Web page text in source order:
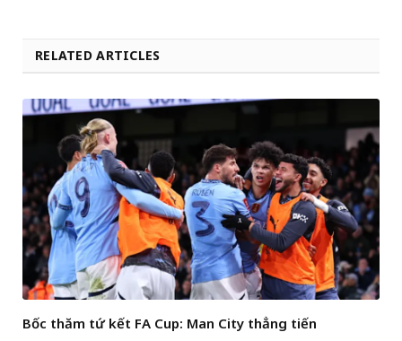
RELATED ARTICLES
Bốc thăm tứ kết FA Cup: Man City thẳng tiến